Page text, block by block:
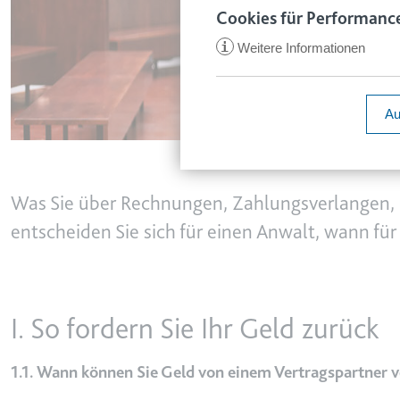
Zweck:
Speichert
HTTP-
ccm/collect
google.com
senden.
Typ:
HTTP-
Cookies für
i Weitere Informationen
Zweck:
Versucht,
Ablauf:
180 Tage
YSC
Registriert
Was Sie über Rechnungen,
entscheiden Sie sich für einen Anwalt, wann
I. So fordern Sie Ihr Geld zurück
1.1. Wann können Sie Geld von einem Vertragspartner